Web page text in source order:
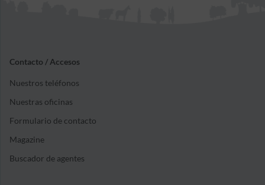
Contacto / Accesos
Nuestros teléfonos
Nuestras oficinas
Formulario de contacto
Magazine
Buscador de agentes